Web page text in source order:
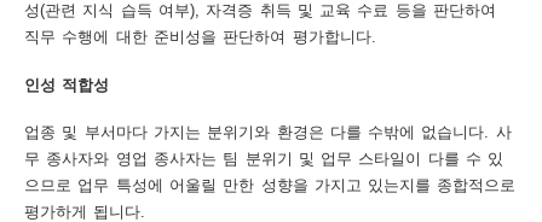
성(관련 지식 습득 여부), 자격증 취득 및 교육 수료 등을 판단하여
직무 수행에 대한 준비성을 판단하여 평가합니다.
인성 적합성
업종 및 부서마다 가지는 분위기와 환경은 다를 수밖에 없습니다. 사
무 종사자와 영업 종사자는 팀 분위기 및 업무 스타일이 다를 수 있
으므로 업무 특성에 어울릴 만한 성향을 가지고 있는지를 종합적으로
평가하게 됩니다.
업
사
안
내